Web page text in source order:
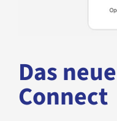
Das
Connect